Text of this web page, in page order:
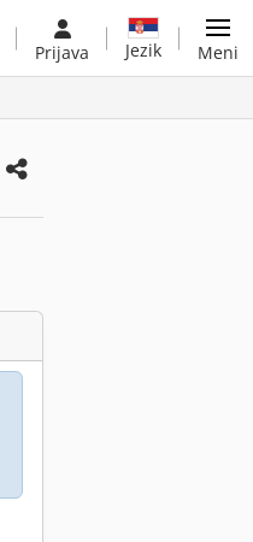
Prijava Jezik Meni